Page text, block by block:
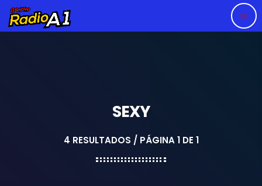
menu
SEXY
4 RESULTADOS / PÁGINA 1 DE 1